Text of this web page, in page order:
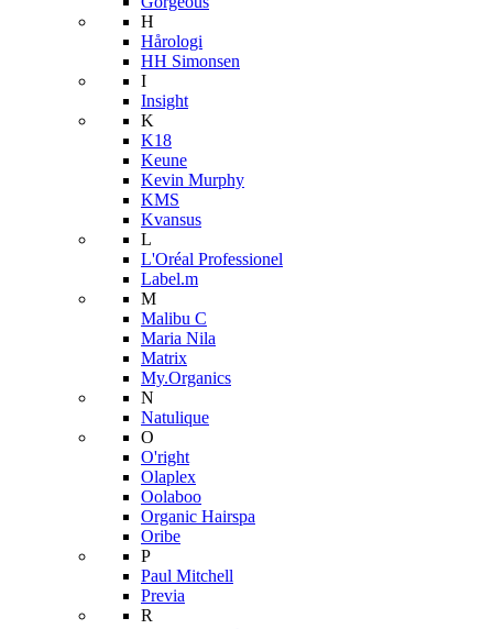
H
Hårologi
HH Simonsen
I
Insight
K
K18
Keune
Kevin Murphy
KMS
Kvansus
L
L'Oréal Professionel
Label.m
M
Malibu C
Maria Nila
Matrix
My.Organics
N
Natulique
O
O'right
Olaplex
Oolaboo
Organic Hairspa
Oribe
P
Paul Mitchell
Previa
R